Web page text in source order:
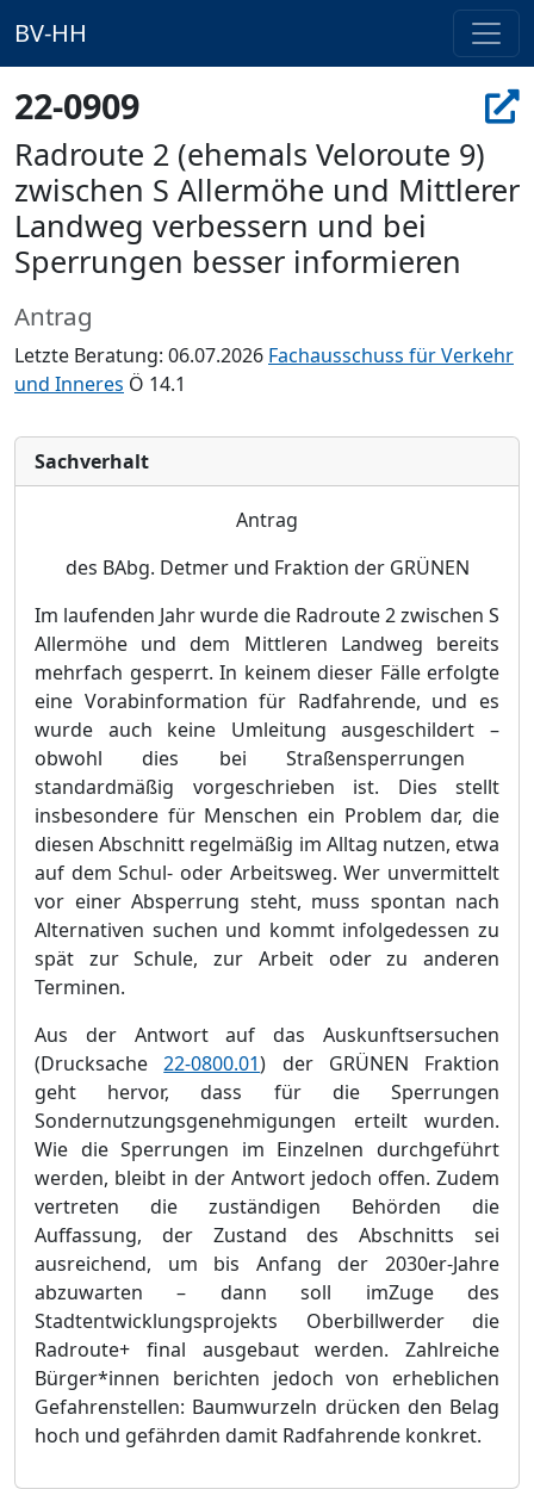
BV-HH
22-0909
Radroute 2 (ehemals Veloroute 9)
zwischen S Allermöhe und Mittlerer
Landweg verbessern und bei
Sperrungen besser informieren
Antrag
Letzte Beratung: 06.07.2026 Fachausschuss für Verkehr
und Inneres Ö 14.1
Sachverhalt
Antrag
des BAbg. Detmer und Fraktion der GRÜNEN
Im laufenden Jahr wurde die Radroute 2 zwischen S
Allermöhe und dem Mittleren Landweg bereits
mehrfach gesperrt. In keinem dieser Fälle erfolgte
eine Vorabinformation für Radfahrende, und es
wurde auch keine Umleitung ausgeschildert –
obwohl dies bei Straßensperrungen
standardmäßig vorgeschrieben ist. Dies stellt
insbesondere für Menschen ein Problem dar, die
diesen Abschnitt regelmäßig im Alltag nutzen, etwa
auf dem Schul- oder Arbeitsweg. Wer unvermittelt
vor einer Absperrung steht, muss spontan nach
Alternativen suchen und kommt infolgedessen zu
spät zur Schule, zur Arbeit oder zu anderen
Terminen.
Aus der Antwort auf das Auskunftsersuchen
(Drucksache22-0800.01) der GRÜNEN Fraktion
geht hervor, dass für die Sperrungen
Sondernutzungsgenehmigungen erteiltwurden.
Wie die Sperrungen im Einzelnen durchgeführt
werden, bleibt in der Antwort jedoch offen. Zudem
vertreten die zuständigen Behörden die
Auffassung, der Zustand des Abschnitts sei
ausreichend, um bis Anfang der 2030er-Jahre
abzuwarten– dann soll imZuge des
Stadtentwicklungsprojekts Oberbillwerder die
Radroute+ final ausgebaut werden. Zahlreiche
Bürger*innen berichten jedoch von erheblichen
Gefahrenstellen: Baumwurzeln drücken den Belag
hoch und gefährden damit Radfahrende konkret.